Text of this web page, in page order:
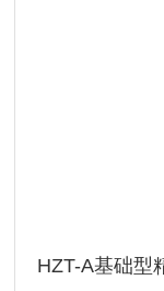
HZT-A基础型